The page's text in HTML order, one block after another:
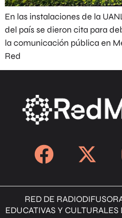
En las instalaciones de la
del país se dieron cita para
la comunicación pública en
Red
RED DE
EDUCATIVAS Y